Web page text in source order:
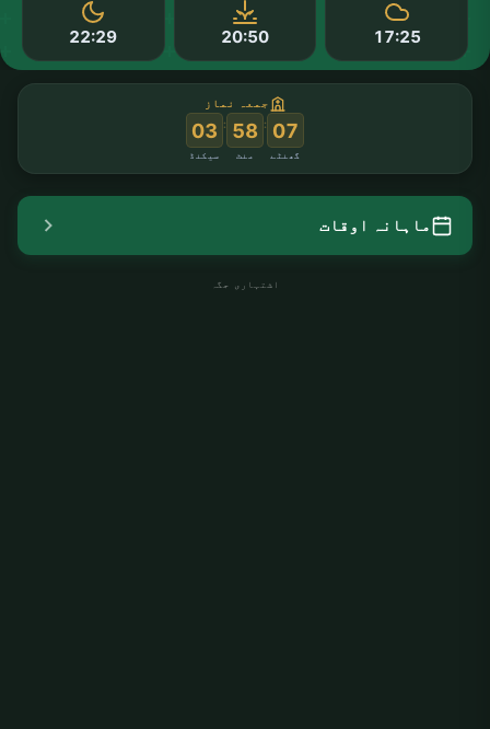
17:25
20:50
22:29
جمعہ نماز
07
گھنٹے
:
58
منٹ
:
02
سیکنڈ
ماہانہ اوقات
اشتہاری جگہ